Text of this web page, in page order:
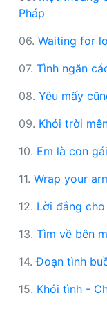
Pháp
06. Waiting for
07. Tình ngăn
08. Yêu mấy
09. Khói trời
10. Em là con
11. Wrap your
12. Lời đắng
13. Tìm về bên
14.Đoạn tình
15. Khói tình -